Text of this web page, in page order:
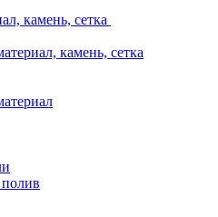
камень, сетка
камень, сетка